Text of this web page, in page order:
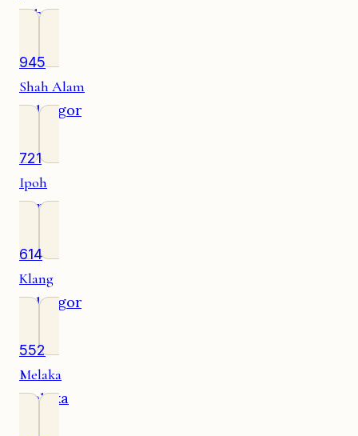
Johor
945
Shah Alam
Selangor
721
Ipoh
Perak
614
Klang
Selangor
552
Melaka
Melaka